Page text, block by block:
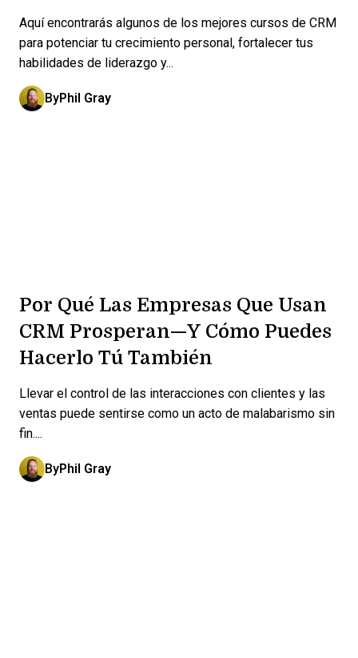
Aquí encontrarás algunos de los mejores cursos de CRM
para potenciar tu crecimiento personal, fortalecer tus
habilidades de liderazgo y...
ByPhil Gray
Por Qué Las Empresas Que Usan
CRM Prosperan—Y Cómo Puedes
Hacerlo Tú También
Llevar el control de las interacciones con clientes y las
ventas puede sentirse como un acto de malabarismo sin
fin....
ByPhil Gray